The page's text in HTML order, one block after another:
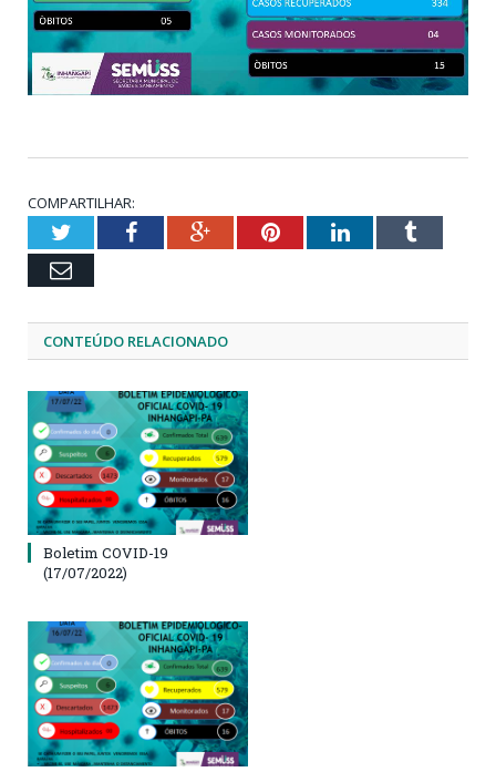
COMPARTILHAR:
TwitterFacebookGoogle+PinterestLinkedInTumblr
Email
CONTEÚDO RELACIONADO
Boletim COVID-19
(17/07/2022)